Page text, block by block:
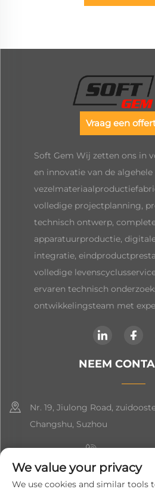
Vraag een
Soft Gem Wij zetten ons in
en innovatie van de
volledige projectplanning,
technisch ontwerp,
apparatuurproductie,
integratie,
volledige
ervaren technisch
ontwikkelingsteam met
NEEM
Nr. 19, Jiulong Road,
Changshu, Suzhou
+86-
[email
We value your privacy
We use cookies and similar tools